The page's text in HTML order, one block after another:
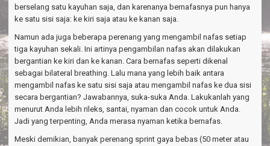
berselang satu kayuhan saja, dan karenanya bernafasnya pun hanya
ke satu sisi saja: ke kiri saja atau ke kanan saja.
Namun ada juga beberapa perenang yang mengambil nafas setiap
tiga kayuhan sekali. Ini artinya pengambilan nafas akan dilakukan
bergantian ke kiri dan ke kanan. Cara bernafas seperti dikenal
sebagai bilateral breathing. Lalu mana yang lebih baik antara
mengambil nafas ke satu sisi saja atau mengambil nafas ke dua sisi
secara bergantian? Jawabannya, suka-suka Anda. Lakukanlah yang
menurut Anda lebih rileks, santai, nyaman dan cocok untuk Anda.
Jadi yang terpenting, Anda merasa nyaman ketika bernafas.
Meski demikian, banyak perenang sprint gaya bebas (50 meter atau